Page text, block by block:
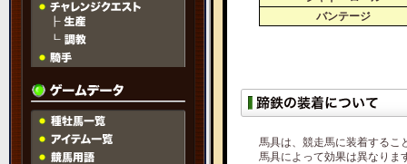
バンテージ
馬具は、競走馬に装着するこ
馬具によって効果は異なりま